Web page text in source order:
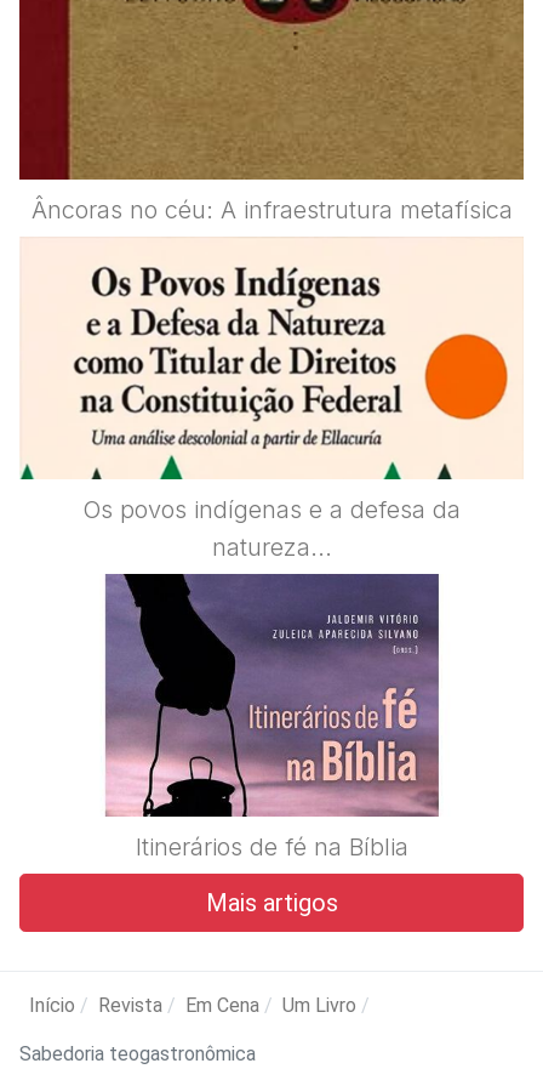
Âncoras no céu: A infraestrutura metafísica
Os povos indígenas e a defesa da
natureza...
Itinerários de fé na Bíblia
Mais artigos
Início Revista Em Cena Um Livro
Sabedoria teogastronômica